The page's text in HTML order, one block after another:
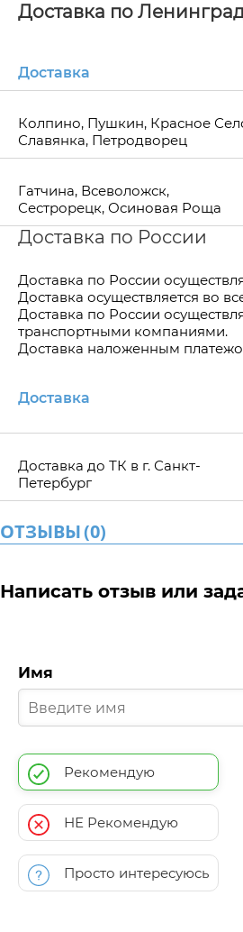
Доставка по
Доставка
Колпино, Пушкин, Красное
Славянка, Петродворец
Гатчина, Всеволожск,
Сестрорецк, Осиновая Роща
Доставка по России
Доставка по Росcии
Доставка осуществляется во
Доставка по России
транспортными компаниями.
Доставка наложенным
Доставка
Доставка до ТК в г. Санкт-
Петербург
ОТЗЫВЫ(0)
Написать отзыв или
Имя
Рекомендую
НЕ Рекомендую
Просто интересуюсь